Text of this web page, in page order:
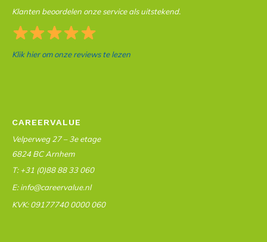
Klanten beoordelen onze service als uitstekend.
Klik hier om onze reviews te lezen
CAREERVALUE
Velperweg 27 – 3e etage
6824 BC Arnhem
T: +31 (0)88 88 33 060
E: info@careervalue.nl
KVK: 09177740 0000 060